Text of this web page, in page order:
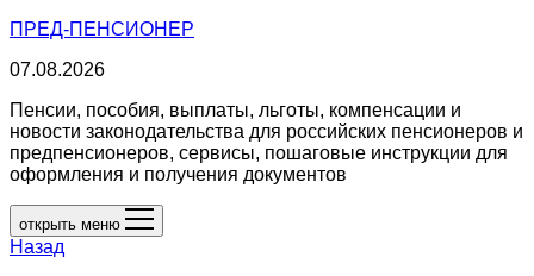
ПРЕД-ПЕНСИОНЕР
07.08.2026
Пенсии, пособия, выплаты, льготы, компенсации и
новости законодательства для российских пенсионеров и
предпенсионеров, сервисы, пошаговые инструкции для
оформления и получения документов
открыть меню
Назад